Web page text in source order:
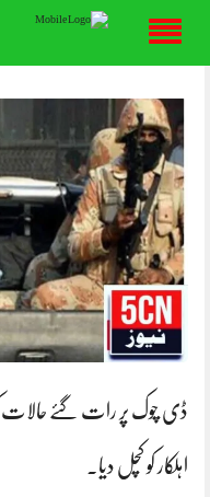
content
ڈی چوک پر رات گئے حالات
اہلکار کو کچل دیا.